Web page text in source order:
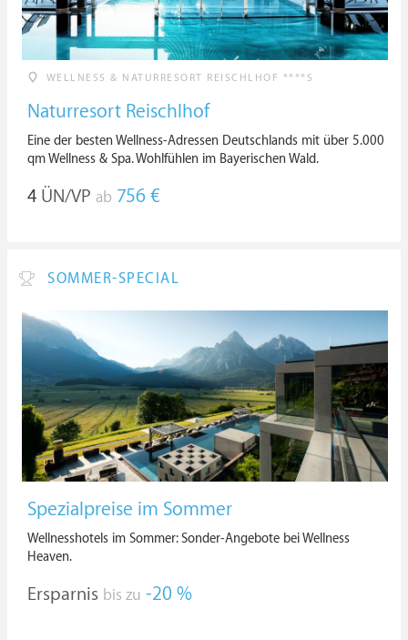
WELLNESS & NATURRESORT REISCHLHOF ****S
Naturresort Reischlhof
Eine der besten Wellness-Adressen Deutschlands mit über 5.000
qm Wellness & Spa. Wohlfühlen im Bayerischen Wald.
4 ÜN/VP ab 756 €
SOMMER-SPECIAL
Spezialpreise im Sommer
Wellnesshotels im Sommer: Sonder-Angebote bei Wellness
Heaven.
Ersparnis bis zu -20 %